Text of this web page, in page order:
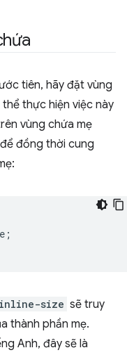
tiên, hãy đặt vùng
thực hiện việc này
vùng chứa mẹ
để đồng thời cung
;
inline-size sẽ truy
thành phần mẹ.
Anh, đây sẽ là